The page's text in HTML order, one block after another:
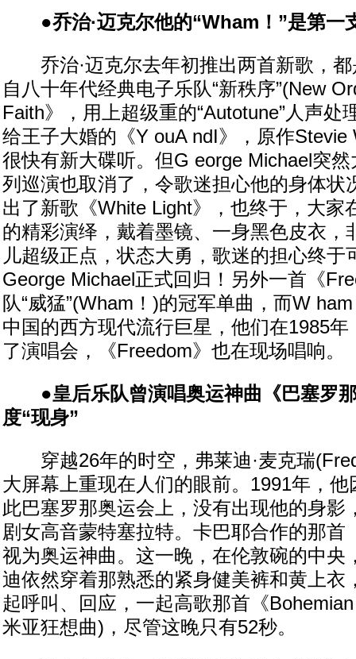
●乔治·迈克尔他的“Wham！”是第一
乔治·迈克尔去年初推出两首新歌，都
自八十年代经典电子乐队“新秩序”(New
Faith》，用上超级重的“Autotune”人声处
给王子大婚的《Y ouA ndI》，原作Stevie
很快有新大碟听。但G eorge Michael突
列巡演也取消了，令歌迷担心他的身体状
出了新歌《White Light》，也终于，大家
的精彩演绎，戴着墨镜、一身黑色皮衣，
儿超级正点，状态大勇，歌迷的担心终于
George Michael正式回归！另外一首《
队“威猛”(Wham！)的冠军单曲，而W
中国的西方现代流行巨星，他们在1985
了演唱会，《Freedom》也在现场唱响。
●皇后乐队曾演唱奥运神曲《巴塞罗那
度“现身”
穿越26年的时空，弗莱迪·麦克瑞
大屏幕上重现在人们的眼前。1991年，
此巴塞罗那奥运会上，没有出现他的身影
剧女高音蒙特塞拉特。卡巴耶合作的那首
视为奥运神曲。这一晚，在伦敦碗的中央
迪依然穿着那熟悉的紧身健美裤和黄上衣
起呼叫、回应，一起高歌那首《
米亚狂想曲)，尽管这晚只有52秒。